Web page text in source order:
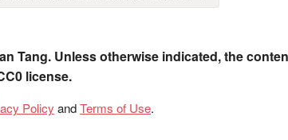
Tang. Unless otherwise indicated, the
license.
Policy andTerms of Use.